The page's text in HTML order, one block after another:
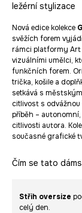
ležérní stylizace
Nová edice kolekce
svěžích forem
rámci platformy Art
vizuálními umělci,
funkčních forem.
trička, košile a
setkává s
citlivost s
příběh –
citlivosti autora.
současné grafické
Čím se tato
Střih oversize
celý den.